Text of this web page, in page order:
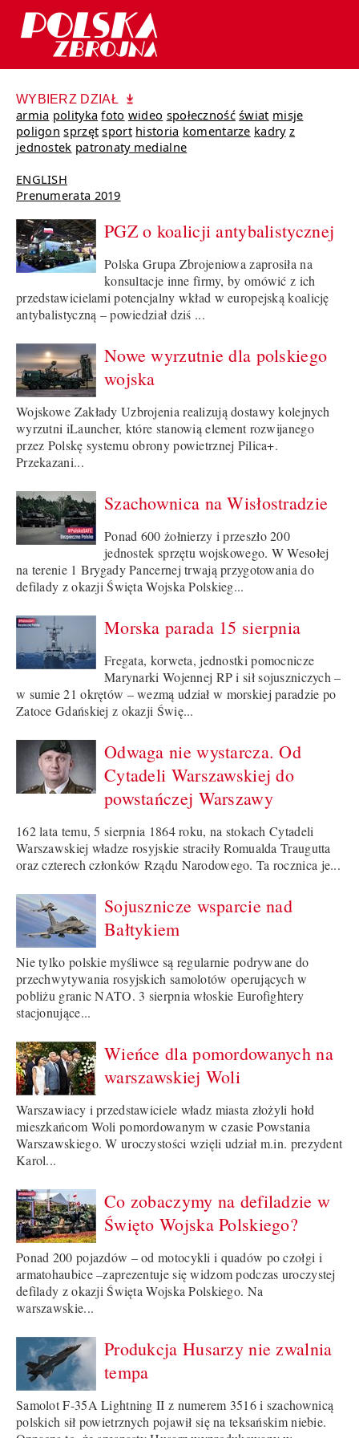
WYBIERZ DZIAŁ
armia polityka foto wideo społeczność świat misje
poligon sprzęt sport historia komentarze kadry z
jednostek patronaty medialne
ENGLISH
Prenumerata 2019
PGZ o koalicji antybalistycznej
Polska Grupa Zbrojeniowa zaprosiła na
konsultacje inne firmy, by omówić z ich
przedstawicielami potencjalny wkład w europejską koalicję
antybalistyczną – powiedział dziś ...
Nowe wyrzutnie dla polskiego
wojska
Wojskowe Zakłady Uzbrojenia realizują dostawy kolejnych
wyrzutni iLauncher, które stanowią element rozwijanego
przez Polskę systemu obrony powietrznej Pilica+.
Przekazani...
Szachownica na Wisłostradzie
Ponad 600 żołnierzy i przeszło 200
jednostek sprzętu wojskowego. W Wesołej
na terenie 1 Brygady Pancernej trwają przygotowania do
defilady z okazji Święta Wojska Polskieg...
Morska parada 15 sierpnia
Fregata, korweta, jednostki pomocnicze
Marynarki Wojennej RP i sił sojuszniczych –
w sumie 21 okrętów – wezmą udział w morskiej paradzie po
Zatoce Gdańskiej z okazji Świę...
Odwaga nie wystarcza. Od
Cytadeli Warszawskiej do
powstańczej Warszawy
162 lata temu, 5 sierpnia 1864 roku, na stokach Cytadeli
Warszawskiej władze rosyjskie straciły Romualda Traugutta
oraz czterech członków Rządu Narodowego. Ta rocznica je...
Sojusznicze wsparcie nad
Bałtykiem
Nie tylko polskie myśliwce są regularnie podrywane do
przechwytywania rosyjskich samolotów operujących w
pobliżu granic NATO. 3 sierpnia włoskie Eurofightery
stacjonujące...
Wieńce dla pomordowanych na
warszawskiej Woli
Warszawiacy i przedstawiciele władz miasta złożyli hołd
mieszkańcom Woli pomordowanym w czasie Powstania
Warszawskiego. W uroczystości wzięli udział m.in. prezydent
Karol...
Co zobaczymy na defiladzie w
Święto Wojska Polskiego?
Ponad 200 pojazdów – od motocykli i quadów po czołgi i
armatohaubice –zaprezentuje się widzom podczas uroczystej
defilady z okazji Święta Wojska Polskiego. Na
warszawskie...
Produkcja Husarzy nie zwalnia
tempa
Samolot F-35A Lightning II z numerem 3516 i szachownicą
polskich sił powietrznych pojawił się na teksańskim niebie.